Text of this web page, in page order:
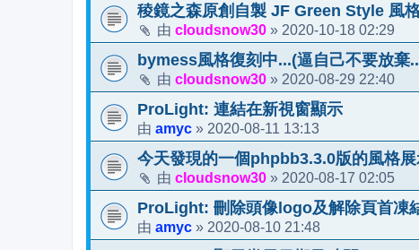
稜鏡之森原創自製 JF Green Style 風
由 cloudsnow30 » 2020-10-18 02:29
bymess風格復刻中...(逼自己不要放棄
由 cloudsnow30 » 2020-08-29 22:40
ProLight: 連結在新視窗顯示
由 amyc » 2020-08-11 13:13
今天發現的一個phpbb3.3.0版的風格
由 cloudsnow30 » 2020-08-17 02:05
ProLight: 刪除頭像logo及解除頁首凍
由 amyc » 2020-08-10 21:48